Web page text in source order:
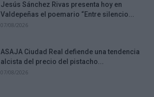
Jesús Sánchez Rivas presenta hoy en
Valdepeñas el poemario “Entre silencio...
07/08/2026
ASAJA Ciudad Real defiende una tendencia
alcista del precio del pistacho...
07/08/2026